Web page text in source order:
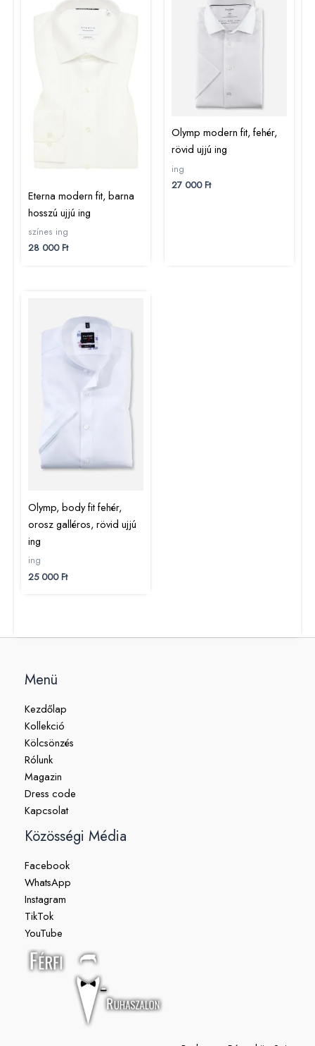
Eterna modern fit, barna
hosszú ujjú ing
színes ing
28 000Ft
Olymp modern fit, fehér,
rövid ujjú ing
ing
27 000Ft
Olymp, body fit fehér,
orosz galléros, rövid ujjú
ing
ing
25 000Ft
Menü
Kezdőlap
Kollekció
Kölcsönzés
Rólunk
Magazin
Dress code
Kapcsolat
Közösségi Média
Facebook
WhatsApp
Instagram
TikTok
YouTube